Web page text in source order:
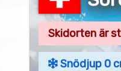
Skidorten är
Snödjup 0